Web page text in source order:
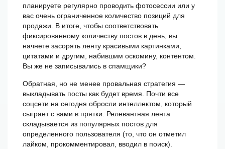
планируете регулярно проводить фотосессии или у
вас очень ограниченное количество позиций для
продажи. В итоге, чтобы соответствовать
фиксированному количеству постов в день, вы
начнете засорять ленту красивыми картинками,
цитатами и другим, набившим оскомину, контентом.
Вы же не записывались в спамщики?
Обратная, но не менее провальная стратегия —
выкладывать посты как будет время. Почти все
соцсети на сегодня обросли интеллектом, который
сыграет с вами в прятки. Релевантная лента
складывается из популярных постов для
определенного пользователя (то, что он отметил
лайком, прокомментировал, вводил в поиск).